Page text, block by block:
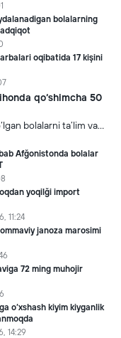
bolalarning
oqibatida 17 kişini
qo‘shimcha 50
bolalarni ta’lim va
takomillashtirish
qarori bilan
joriy etilmoqda.
Afğonistonda bolalar
yoqilği import
11:24
janoza marosimi
72 ming muhojir
o‘xshash kiyim kiyganlik
14:29